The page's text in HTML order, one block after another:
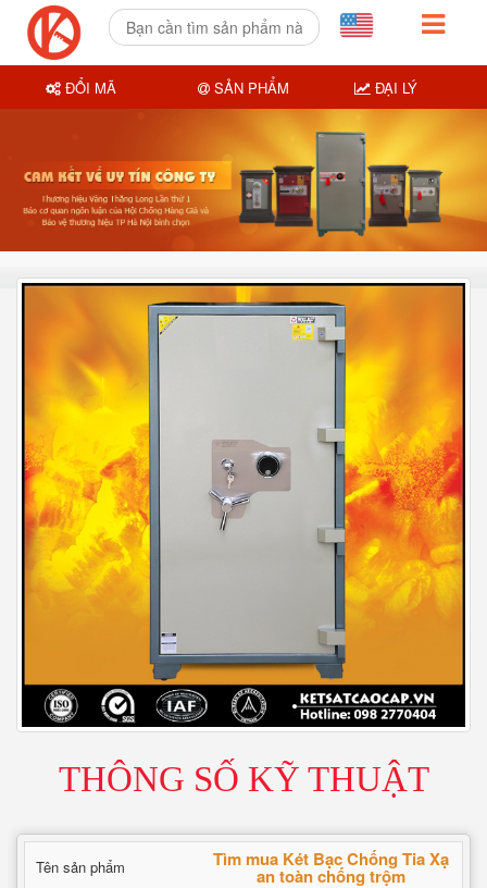
THÔNG SỐ KỸ THUẬT
Tên sản phẩm Tìm mua Két Bạc Chống Tia Xạ
an toàn chống trộm
ĐỔI MÃ SẢN PHẨM ĐẠI LÝ